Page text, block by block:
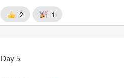
2 1
Day 5